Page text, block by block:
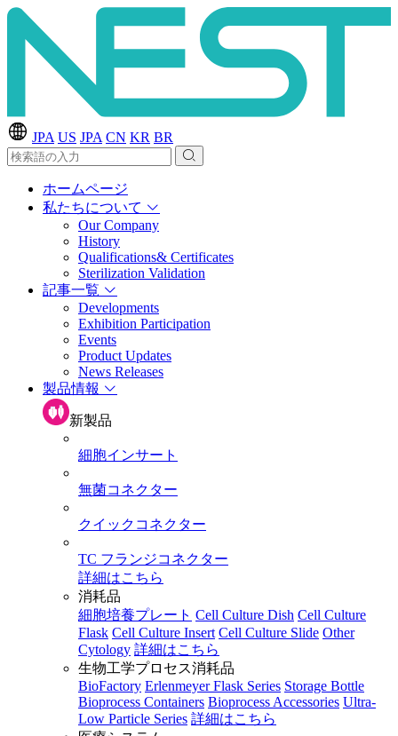
JPA US JPA CN KR BR
ホームページ
私たちについて
Our Company
History
Qualifications& Certificates
Sterilization Validation
記事一覧
Developments
Exhibition Participation
Events
Product Updates
News Releases
製品情報
新製品
細胞インサート
無菌コネクター
クイックコネクター
TC フランジコネクター
詳細はこちら
消耗品
細胞培養プレート Cell Culture Dish Cell Culture
Flask Cell Culture Insert Cell Culture Slide Other
Cytology 詳細はこちら
生物工学プロセス消耗品
BioFactory Erlenmeyer Flask Series Storage Bottle
Bioprocess Containers Bioprocess Accessories Ultra-
Low Particle Series 詳細はこちら